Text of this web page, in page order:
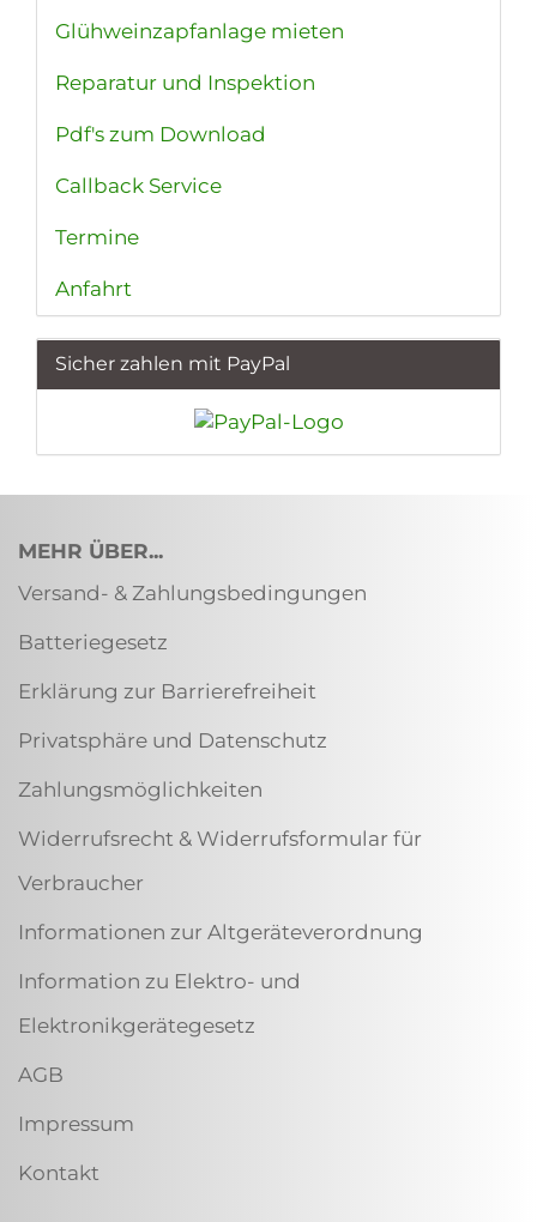
Glühweinzapfanlage mieten
Reparatur und Inspektion
Pdf's zum Download
Callback Service
Termine
Anfahrt
Sicher zahlen mit PayPal
MEHR ÜBER...
Versand- & Zahlungsbedingungen
Batteriegesetz
Erklärung zur Barrierefreiheit
Privatsphäre und Datenschutz
Zahlungsmöglichkeiten
Widerrufsrecht & Widerrufsformular für
Verbraucher
Informationen zur Altgeräteverordnung
Information zu Elektro- und
Elektronikgerätegesetz
AGB
Impressum
Kontakt